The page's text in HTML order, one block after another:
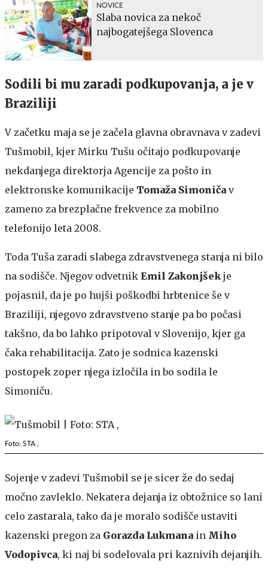
NOVICE
Slaba novica za nekoč
najbogatejšega Slovenca
Sodili bi mu zaradi podkupovanja, a je v
Braziliji
V začetku maja se je začela glavna obravnava v zadevi
Tušmobil, kjer Mirku Tušu očitajo podkupovanje
nekdanjega direktorja Agencije za pošto in
elektronske komunikacije Tomaža Simoniča v
zameno za brezplačne frekvence za mobilno
telefonijo leta 2008.
Toda Tuša zaradi slabega zdravstvenega stanja ni bilo
na sodišče. Njegov odvetnik Emil Zakonjšek je
pojasnil, da je po hujši poškodbi hrbtenice še v
Braziliji, njegovo zdravstveno stanje pa bo počasi
takšno, da bo lahko pripotoval v Slovenijo, kjer ga
čaka rehabilitacija. Zato je sodnica kazenski
postopek zoper njega izločila in bo sodila le
Simoniču.
Foto: STA ,
Sojenje v zadevi Tušmobil se je sicer že do sedaj
močno zavleklo. Nekatera dejanja iz obtožnice so lani
celo zastarala, tako da je moralo sodišče ustaviti
kazenski pregon za Gorazda Lukmana in Miho
Vodopivca, ki naj bi sodelovala pri kaznivih dejanjih.